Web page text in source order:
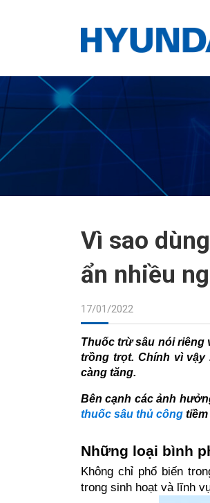
Vì sao
ẩn nhiều
17/01/2022
Thuốc trừ sâu nói riêng
trồng trọt. Chính vì
càng tăng.
Bên cạnh các ảnh
thuốc sâu thủ công
Những loại bình
Không chỉ phổ biến
trong sinh hoạt và lĩnh